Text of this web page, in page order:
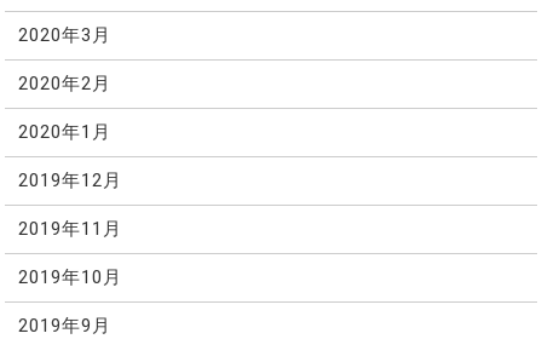
2020年3月
2020年2月
2020年1月
2019年12月
2019年11月
2019年10月
2019年9月